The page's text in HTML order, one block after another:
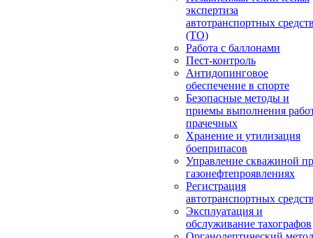
экспертиза
автотранспортных
(ТО)
Работа с баллонами
Пест-контроль
Антидопинговое
обеспечение в спорте
Безопасные методы и
приемы выполнения
прачечных
Хранение и утилизация
боеприпасов
Управление скважиной
газонефтепроявлениях
Регистрация
автотранспортных
Эксплуатация и
обслуживание тахографов